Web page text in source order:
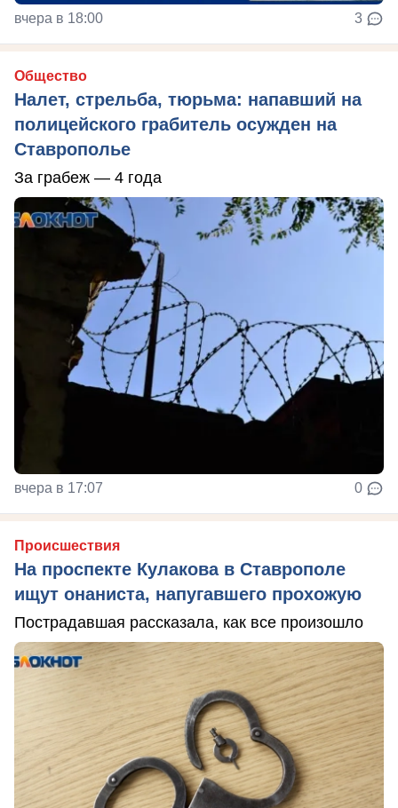
вчера в 18:00 3
Общество
Налет, стрельба, тюрьма: напавший на
полицейского грабитель осужден на
Ставрополье
За грабеж — 4 года
вчера в 17:07 0
Происшествия
На проспекте Кулакова в Ставрополе
ищут онаниста, напугавшего прохожую
Пострадавшая рассказала, как все произошло